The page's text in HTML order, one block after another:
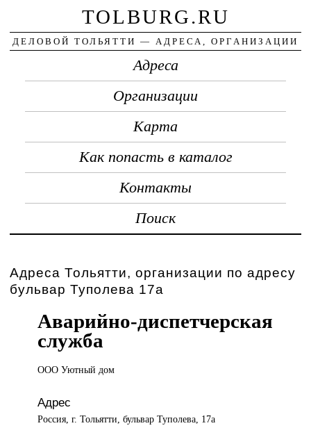
TOLBURG.RU
ДЕЛОВОЙ ТОЛЬЯТТИ — АДРЕСА, ОРГАНИЗАЦИИ
Адреса
Организации
Карта
Как попасть в каталог
Контакты
Поиск
Адреса Тольятти, организации по адресу
бульвар Туполева 17а
Аварийно-диспетчерская
служба
ООО Уютныйдом
Адрес
Россия, г. Тольятти, бульвар Туполева, 17а